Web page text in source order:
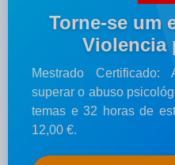
Torne-se um
Violencia
Mestrado
superar o abuso
temas e 32 horas de
12,00 €.